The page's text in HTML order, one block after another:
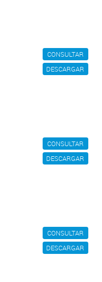
CONSULTAR
DESCARGAR
CONSULTAR
DESCARGAR
CONSULTAR
DESCARGAR